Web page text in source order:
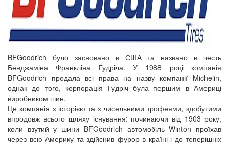
BFGoodrich було засновано в США та названо в честь
Бенджаміна Франкліна Гудріча. У 1988 році компанія
BFGoodrich продала всі права на назву компанії Michelin,
однак до того, корпорація Гудріч була першим в Америці
виробником шин.
Це компанія з історією та з чисельними трофеями, здобутими
впродовж всього шляху існування: починаючи від 1903 року,
коли взутий у шини BFGoodrich автомобіль Winton проїхав
через всю Америку та здійснив фурор в країні і до теперішніх